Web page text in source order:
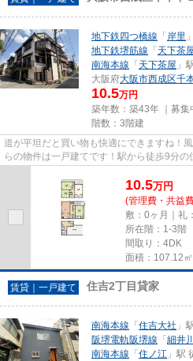
地下鉄四つ橋線 「 岸里
地下鉄堺筋線 「 天下茶
南海本線 「 天下茶屋 」
大阪府大阪市西成区千
10.5万円
築年数：築43年 ｜募集
階数：3階建
道が平坦だと買い物も快適にできますね！
らの物件は一戸建てです！駅から徒歩9分
10.5万円
(管理費・共益
敷：0ヶ月｜礼
所在階：1-3階
間取り：4DK
面積：107.12㎡
賃貸｜一戸建て 住吉2丁目貸家
南海本線 「 住吉大社 」
阪堺電軌阪堺線 「 細井川
南海本線 「 住ノ江 」駅